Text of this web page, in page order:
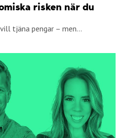
risken när du
tjäna pengar – men...